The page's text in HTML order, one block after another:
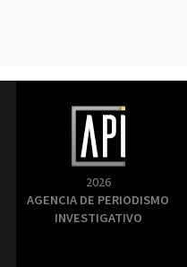
2026
AGENCIA DE PERIODISMO
INVESTIGATIVO